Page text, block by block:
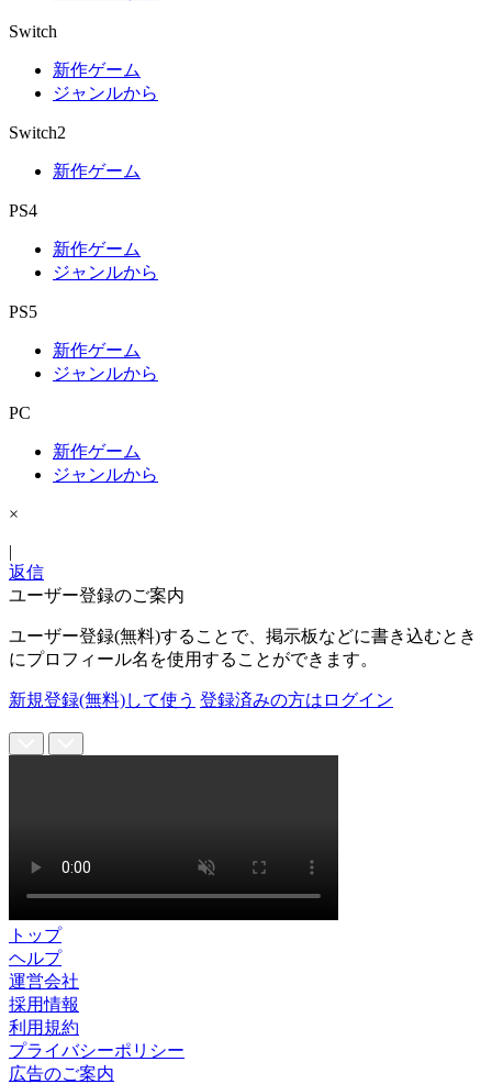
Switch
新作ゲーム
ジャンルから
Switch2
新作ゲーム
PS4
新作ゲーム
ジャンルから
PS5
新作ゲーム
ジャンルから
PC
新作ゲーム
ジャンルから
×
|
返信
ユーザー登録のご案内
ユーザー登録(無料)することで、掲示板などに書き込むとき
にプロフィール名を使用することができます。
新規登録(無料)して使う 登録済みの方はログイン
トップ
ヘルプ
運営会社
採用情報
利用規約
プライバシーポリシー
広告のご案内